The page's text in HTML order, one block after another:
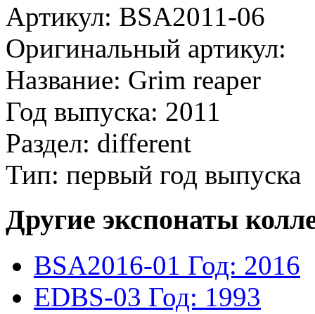
Артикул: BSA2011-06
Оригинальный артикул:
Название: Grim reaper
Год выпуска: 2011
Раздел: different
Тип: первый год выпуска
Другие экспонаты
BSA2016-01 Год: 2016
EDBS-03 Год: 1993